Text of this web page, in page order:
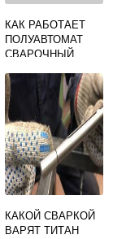
КАК РАБОТАЕТ
ПОЛУАВТОМАТ
СВАРОЧНЫЙ
КАКОЙ СВАРКОЙ
ВАРЯТ ТИТАН